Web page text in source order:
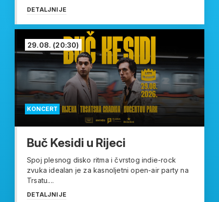
DETALJNIJE
KONCERT
29.08. (20:30)
Buč Kesidi u Rijeci
Spoj plesnog disko ritma i čvrstog indie-rock
zvuka idealan je za kasnoljetni open-air party na
Trsatu....
DETALJNIJE